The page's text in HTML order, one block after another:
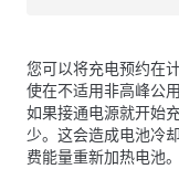
您可以将充电预约在
使在不适用非高峰公
如果接通电源就开始
少。这会造成电池冷
费能量重新加热电池